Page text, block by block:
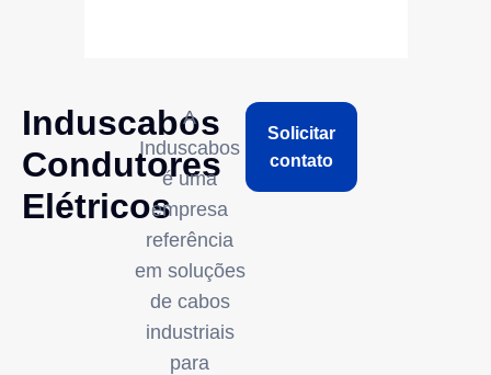
Induscabos
Condutores
Elétricos
A
Induscabos
é uma
empresa
referência
em soluções
de cabos
industriais
para
Solicitar
contato